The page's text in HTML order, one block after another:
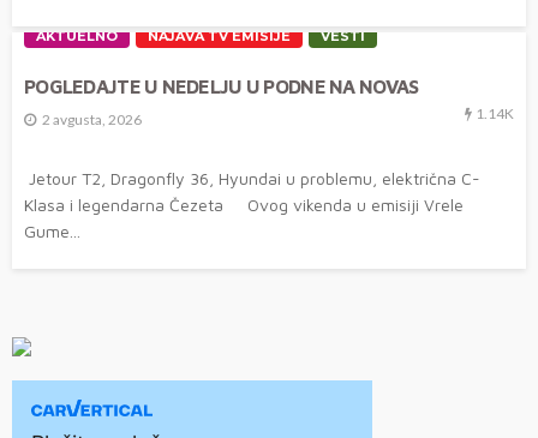
AKTUELNO NAJAVA TV EMISIJE VESTI
POGLEDAJTE U NEDELJU U PODNE NA NOVAS
2 avgusta, 2026 1.14K
Jetour T2, Dragonfly 36, Hyundai u problemu, električna C-
Klasa i legendarna Čezeta Ovog vikenda u emisiji Vrele
Gume...